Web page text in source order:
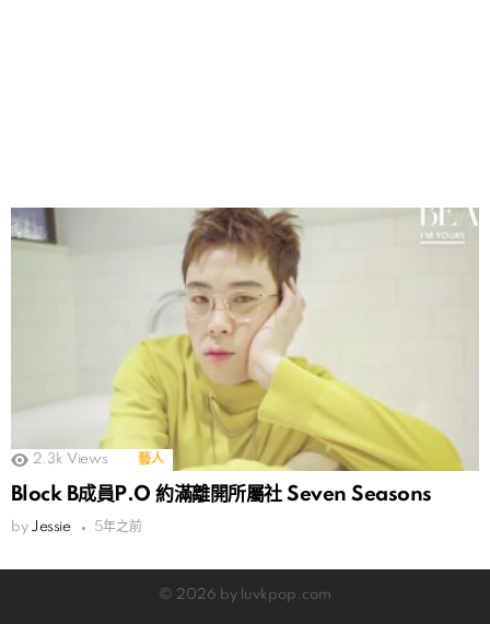
2.3k Views 藝人
Block B成員P.O 約滿離開所屬社 Seven Seasons
by Jessie 5年之前
© 2026 by luvkpop.com